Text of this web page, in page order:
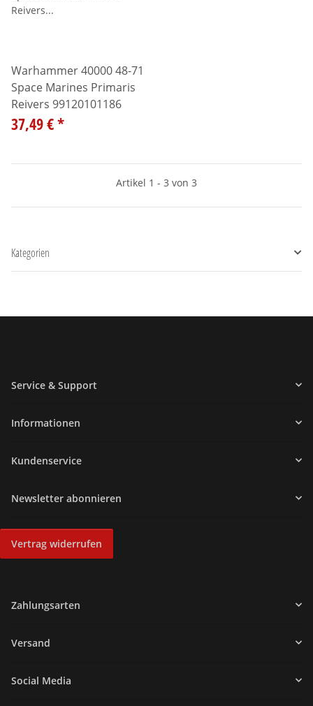
Warhammer 40000 48-71
Space Marines Primaris
Reivers 99120101186
37,49 €*
Artikel 1 - 3 von 3
Kategorien
Service & Support
Informationen
Kundenservice
Newsletter abonnieren
Vertrag widerrufen
Zahlungsarten
Versand
Social Media